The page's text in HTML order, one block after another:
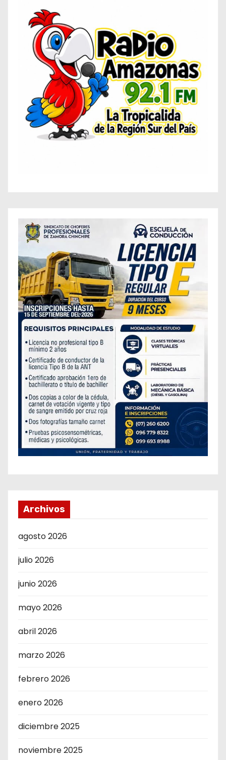
Archivos
agosto 2026
julio 2026
junio 2026
mayo 2026
abril 2026
marzo 2026
febrero 2026
enero 2026
diciembre 2025
noviembre 2025